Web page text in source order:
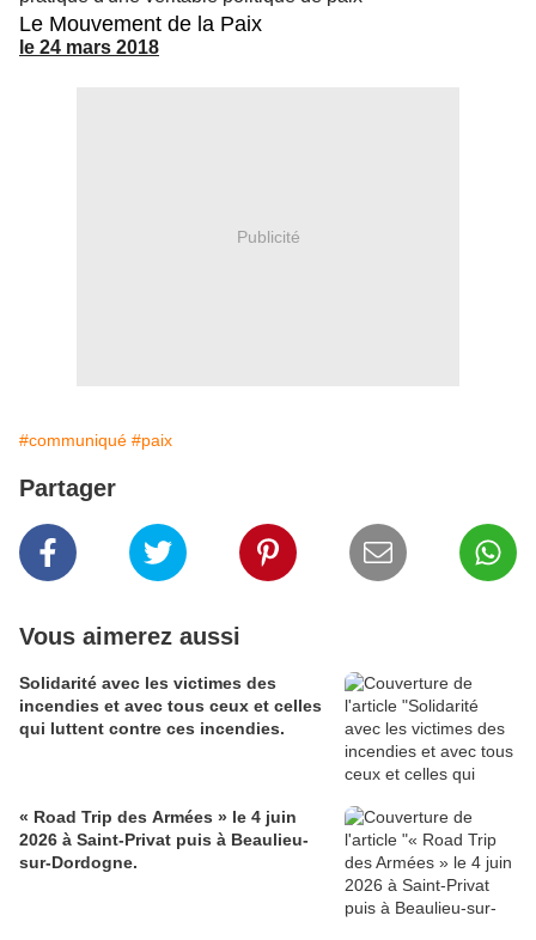
Le Mouvement de la Paix
le 24 mars 2018
Publicité
#communiqué #paix
Partager
Vous aimerez aussi
Solidarité avec les victimes des
incendies et avec tous ceux et celles
qui luttent contre ces incendies.
« Road Trip des Armées » le 4 juin
2026 à Saint-Privat puis à Beaulieu-
sur-Dordogne.